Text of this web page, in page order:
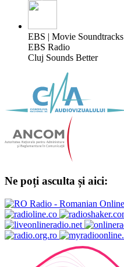
EBS | Movie Soundtracks
EBS Radio
Cluj Sounds Better
Ne poți asculta și aici: